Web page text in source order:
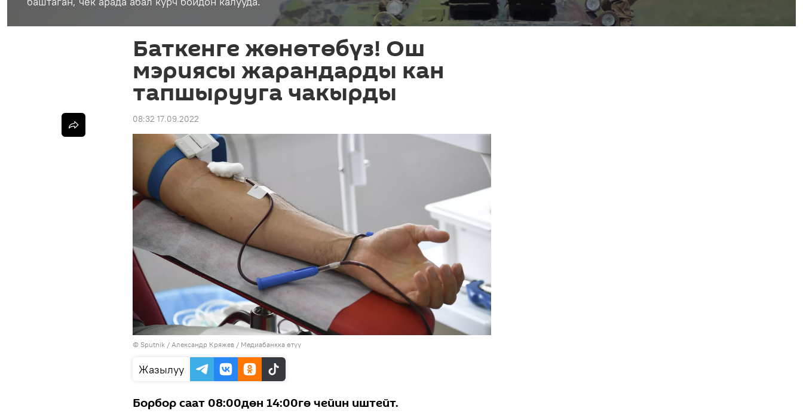
Баткенге жөнөтөбүз! Ош
мэриясы жарандарды кан
тапшырууга чакырды
08:32 17.09.2022
© Sputnik / Александр Кряжев / Медиабанкка өтүү
Жазылуу
Борбор саат 08:00дөн 14:00гө чейин иштейт.